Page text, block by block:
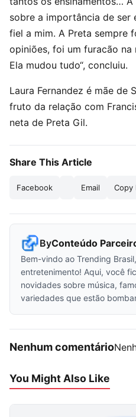
sobre a importância de ser
fiel a mim. A Preta sempre
opiniões, foi um furacão na
Ela mudou tudo“, concluiu.
Laura Fernandez é mãe de
fruto da relação com
neta de Preta Gil.
Share This Article
Facebook Email Copy
ByConteúdo
Bem-vindo ao Trending
entretenimento! Aqui, você
novidades sobre música,
variedades que estão
Nenhum comentário
You Might Also Like